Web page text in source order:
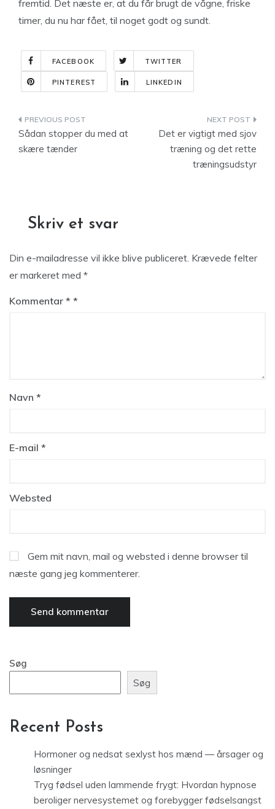
fremtid. Det næste er, at du får brugt de vågne, friske
timer, du nu har fået, til noget godt og sundt.
FACEBOOK TWITTER
PINTEREST LINKEDIN
Indlægsnavigation
Sådan stopper du med at
skære tænder
Det er vigtigt med sjov
træning og det rette
træningsudstyr
Skriv et svar
Din e-mailadresse vil ikke blive publiceret. Krævede felter
er markeret med *
Kommentar *
Navn *
E-mail *
Websted
Gem mit navn, mail og websted i denne browser til
næste gang jeg kommenterer.
Søg
Søg
Recent Posts
Hormoner og nedsat sexlyst hos mænd — årsager og
løsninger
Tryg fødsel uden lammende frygt: Hvordan hypnose
beroliger nervesystemet og forebygger fødselsangst